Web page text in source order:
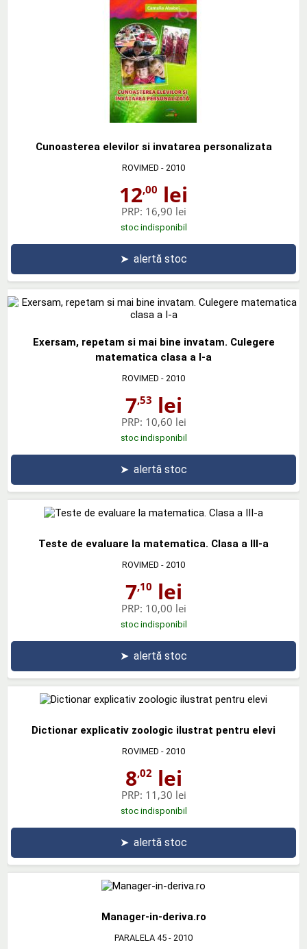
Cunoasterea elevilor si invatarea personalizata
ROVIMED - 2010
12,00 lei
PRP: 16,90 lei
stoc indisponibil
➤ alertă stoc
Exersam, repetam si mai bine invatam. Culegere
matematica clasa a I-a
ROVIMED - 2010
7,53 lei
PRP: 10,60 lei
stoc indisponibil
➤ alertă stoc
Teste de evaluare la matematica. Clasa a III-a
ROVIMED - 2010
7,10 lei
PRP: 10,00 lei
stoc indisponibil
➤ alertă stoc
Dictionar explicativ zoologic ilustrat pentru elevi
ROVIMED - 2010
8,02lei
PRP: 11,30 lei
stoc indisponibil
➤ alertă stoc
Manager-in-deriva.ro
PARALELA 45 - 2010